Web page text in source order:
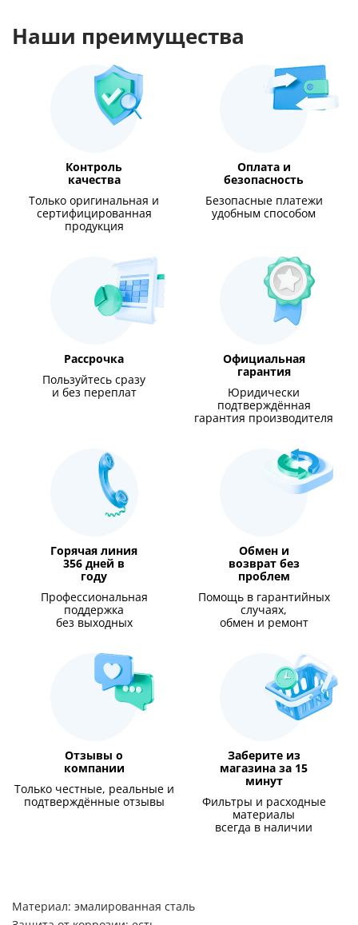
Наши преимущества
Контроль
качества
Только оригинальная и
сертифицированная
продукция
Оплата и
безопасность
Безопасные платежи
удобным способом
Рассрочка
Пользуйтесь сразу
и без переплат
Официальная
гарантия
Юридически
подтверждённая
гарантия производителя
Горячая линия
356 дней в
году
Профессиональная
поддержка
без выходных
Обмен и
возврат без
проблем
Помощь в гарантийных
случаях,
обмен и ремонт
Отзывы о
компании
Только честные, реальные и
подтверждённые отзывы
Заберите из
магазина за 15
минут
Фильтры и расходные
материалы
всегда в наличии
Материал: эмалированная сталь